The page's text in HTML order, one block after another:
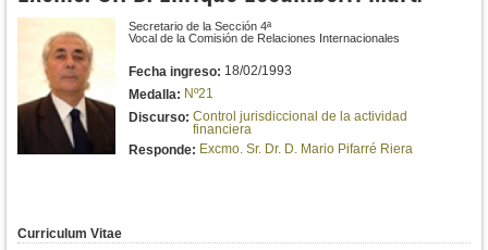
Secretario de la Sección 4ª
Vocal de la Comisión de Relaciones Internacionales
Fecha ingreso: 18/02/1993
Medalla: Nº21
Discurso: Control jurisdiccional de la actividad
financiera
Responde: Excmo. Sr. Dr. D. Mario Pifarré Riera
Curriculum Vitae